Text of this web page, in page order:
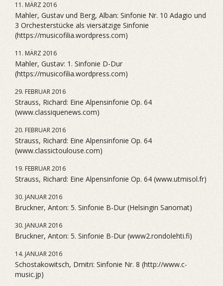
11. MÄRZ 2016
Mahler, Gustav und Berg, Alban: Sinfonie Nr. 10 Adagio und
3 Orchesterstücke als viersätzige Sinfonie
(https://musicofilia.wordpress.com)
11. MÄRZ 2016
Mahler, Gustav: 1. Sinfonie D-Dur
(https://musicofilia.wordpress.com)
29. FEBRUAR 2016
Strauss, Richard: Eine Alpensinfonie Op. 64
(www.classiquenews.com)
20. FEBRUAR 2016
Strauss, Richard: Eine Alpensinfonie Op. 64
(www.classictoulouse.com)
19. FEBRUAR 2016
Strauss, Richard: Eine Alpensinfonie Op. 64 (www.utmisol.fr)
30. JANUAR 2016
Bruckner, Anton: 5. Sinfonie B-Dur (Helsingin Sanomat)
30. JANUAR 2016
Bruckner, Anton: 5. Sinfonie B-Dur (www2.rondolehti.fi)
14. JANUAR 2016
Schostakowitsch, Dmitri: Sinfonie Nr. 8 (http://www.c-
music.jp)